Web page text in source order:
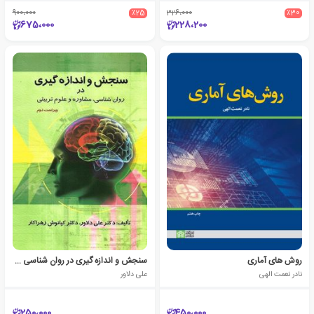
٪30 326،000
228،200
٪25 900،000
675،000
روش های آماری
نادر نعمت الهی
سنجش و اندازه گیری در روان شناسی ، مشاوره و علوم تربیتی
علی دلاور